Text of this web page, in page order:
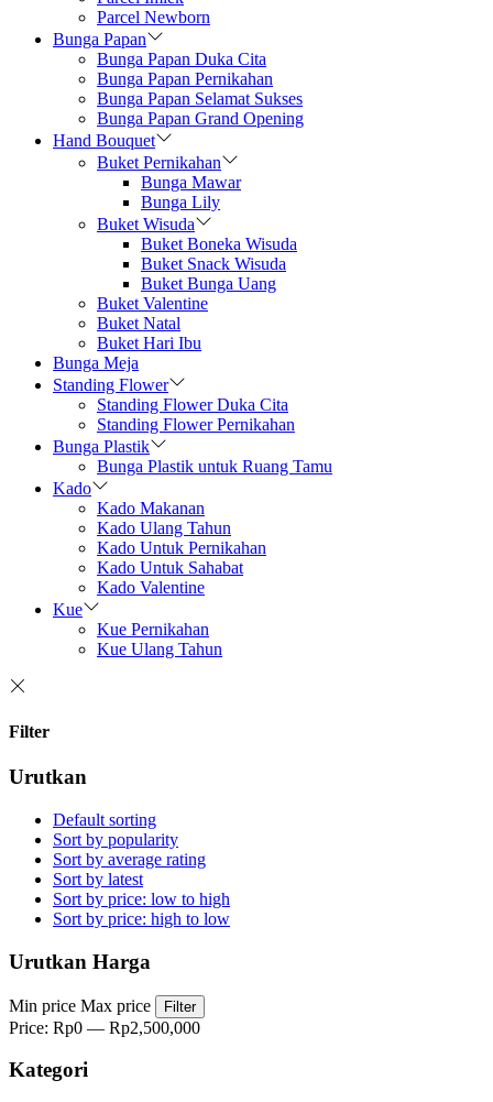
Parcel Newborn
Bunga Papan
Bunga Papan Duka Cita
Bunga Papan Pernikahan
Bunga Papan Selamat Sukses
Bunga Papan Grand Opening
Hand Bouquet
Buket Pernikahan
Bunga Mawar
Bunga Lily
Buket Wisuda
Buket Boneka Wisuda
Buket Snack Wisuda
Buket Bunga Uang
Buket Valentine
Buket Natal
Buket Hari Ibu
Bunga Meja
Standing Flower
Standing Flower Duka Cita
Standing Flower Pernikahan
Bunga Plastik
Bunga Plastik untuk Ruang Tamu
Kado
Kado Makanan
Kado Ulang Tahun
Kado Untuk Pernikahan
Kado Untuk Sahabat
Kado Valentine
Kue
Kue Pernikahan
Kue Ulang Tahun
Filter
Urutkan
Default sorting
Sort by popularity
Sort by average rating
Sort by latest
Sort by price: low to high
Sort by price: high to low
Urutkan Harga
Min price Max price Filter
Price: Rp0 — Rp2,500,000
Kategori